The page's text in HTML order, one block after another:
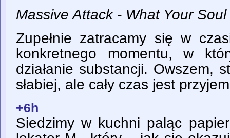
Massive Attack - What Your
Zupełnie zatracamy się w
konkretnego momentu, w
działanie substancji. Owszem,
słabiej, ale cały czas jest
+6h
Siedzimy w kuchni paląc